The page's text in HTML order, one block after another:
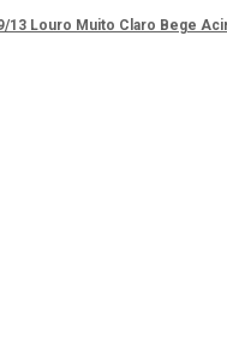
13 Louro Muito Claro Bege